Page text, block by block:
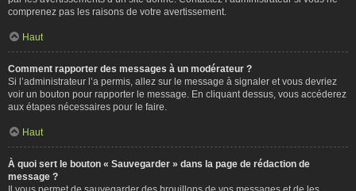
comprenez pas les raisons de votre avertissement.
Haut
Comment rapporter des messages à un modérateur ?
Si l’administrateur l’a permis, allez sur le message à signaler et vous devriez
voir un bouton pour rapporter le message. En cliquant dessus, vous accéderez
aux étapes nécessaires pour le faire.
Haut
À quoi sert le bouton « Sauvegarder » dans la page de rédaction de
message ?